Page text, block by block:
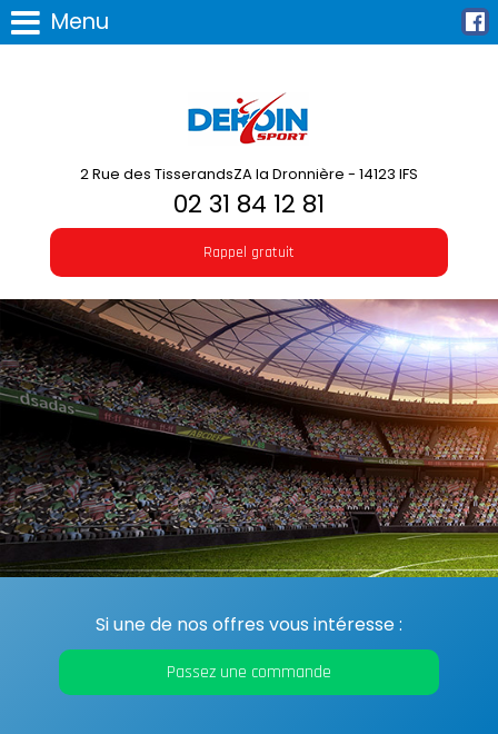
Menu
2 Rue des TisserandsZA la Dronnière - 14123 IFS
02 31 84 12 81
Rappel gratuit
Si une de nos offres vous intéresse :
Passez une commande